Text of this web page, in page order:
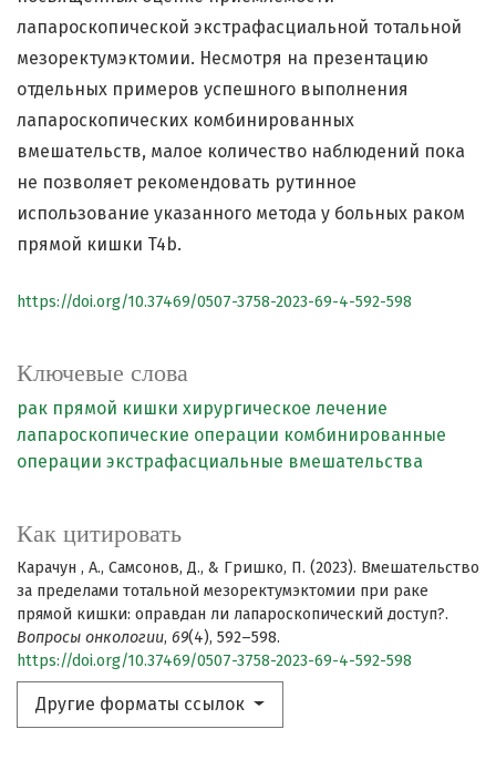
Ключевые слова
рак прямой кишки хирургическое лечение
лапароскопические операции комбинированные
операции экстрафасциальные вмешательства
Как цитировать
Карачун , А., Самсонов, Д., & Гришко, П. (2023). Вмешательство
за пределами тотальной мезоректумэктомии при раке
прямой кишки: оправдан ли лапароскопический доступ?.
Вопросы онкологии, 69(4), 592–598.
https://doi.org/10.37469/0507-3758-2023-69-4-592-598
Другие форматы ссылок
лапароскопической экстрафасциальной тотальной
мезоректумэктомии. Несмотря на презентацию
отдельных примеров успешного выполнения
лапароскопических комбинированных
вмешательств, малое количество наблюдений пока
не позволяет рекомендовать рутинное
использование указанного метода у больных раком
прямой кишки T4b.
https://doi.org/10.37469/0507-3758-2023-69-4-592-598